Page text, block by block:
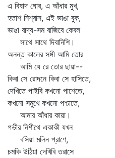
এ বিষাদ ঘোর, এ আঁধার মুখ,
হতাশ নিশ্বাস, এই ভাঙা বুক,
ভাঙা বাদ্য-সম বাজিবে কেবল
সাথে সাথে দিবানিশি।
অনন্ত কালের সঙ্গী আমি তোর
আমি যে রে তোর ছায়া--
কিবা সে রোদনে কিবা সে হাসিতে,
দেখিতে পাইবি কখনো পাশেতে,
কখনো সমুখে কখনো পশ্চাতে,
আমার আঁধার কায়া।
গভীর নিশীথে একাকী যখন
বসিয়া মলিন প্রাণে,
চমকি উঠিয়া দেখিবি তরাসে